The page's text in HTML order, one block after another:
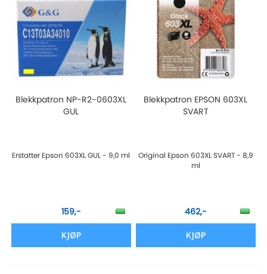
Blekkpatron NP-R2-0603XL
GUL
Erstatter Epson 603XL GUL - 9,0 ml
159,-
KJØP
Blekkpatron EPSON 603XL
SVART
Original Epson 603XL SVART - 8,9
ml
462,-
KJØP